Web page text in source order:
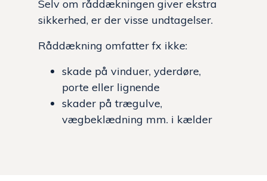
Selv om råddækningen giver ekstra
sikkerhed, er der visse undtagelser.
Råddækning omfatter fx ikke:
skade på vinduer, yderdøre,
porte eller lignende
skader på trægulve,
vægbeklædning mm. i kælder